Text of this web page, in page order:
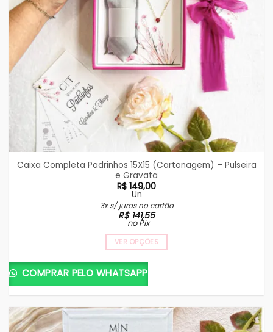
Caixa Completa Padrinhos 15X15 (Cartonagem) – Pulseira
e Gravata
R$ 149,00
Un
3x s/ juros no cartão
R$141,55
no Pix
VER OPÇÕES
COMPRAR PELO WHATSAPP